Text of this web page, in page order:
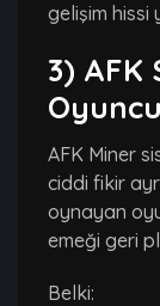
gelişim hissi
3)
AFK Miner
ciddi fikir
oynayan
emeği geri
Belki: